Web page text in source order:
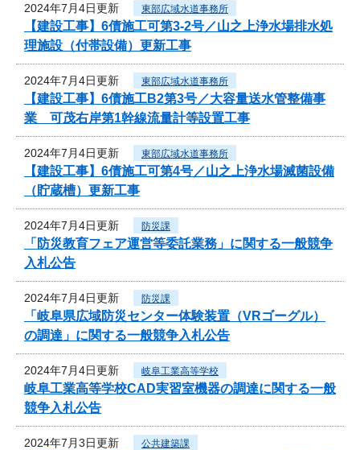
2024年7月4日更新 東部広域水道事務所
【建設工事】6債施工可第3-2号／山之上浄水場排水処
理施設（付帯設備）更新工事
2024年7月4日更新 東部広域水道事務所
【建設工事】6債施工B2第3号／大容量送水管整備事
業 可茂右岸第1幹線流量計等設置工事
2024年7月4日更新 東部広域水道事務所
【建設工事】6債施工可第4号／山之上浄水場滅菌設備
（貯蔵槽）更新工事
2024年7月4日更新 防災課
「防災教育フェア運営等委託業務」に関する一般競争
入札公告
2024年7月4日更新 防災課
「岐阜県広域防災センター体験装置（VRゴーグル）
の調達」に関する一般競争入札公告
2024年7月4日更新 岐阜工業高等学校
岐阜工業高等学校CAD実習室機器の調達に関する一般
競争入札公告
2024年7月3日更新 公共建築課